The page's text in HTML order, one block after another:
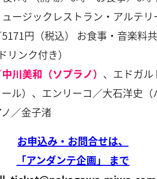
ージックレストラン・アルテリ
円（税込） お食事・音楽料
リンク付き）
川美和（ソプラノ） 、エドガ
ル）、エンリーコ／大石洋史（
／金子渚
お申込み・お問合せは、
「アンダンテ企画」 まで